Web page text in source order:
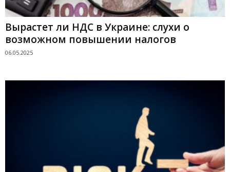
Вырастет ли НДС в Украине: слухи о
возможном повышении налогов
06.05.2025